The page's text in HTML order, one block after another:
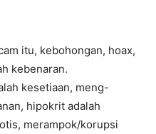
itu, kebohongan, hoax,
kebenaran.
kesetiaan, meng-
hipokrit adalah
merampok/korupsi